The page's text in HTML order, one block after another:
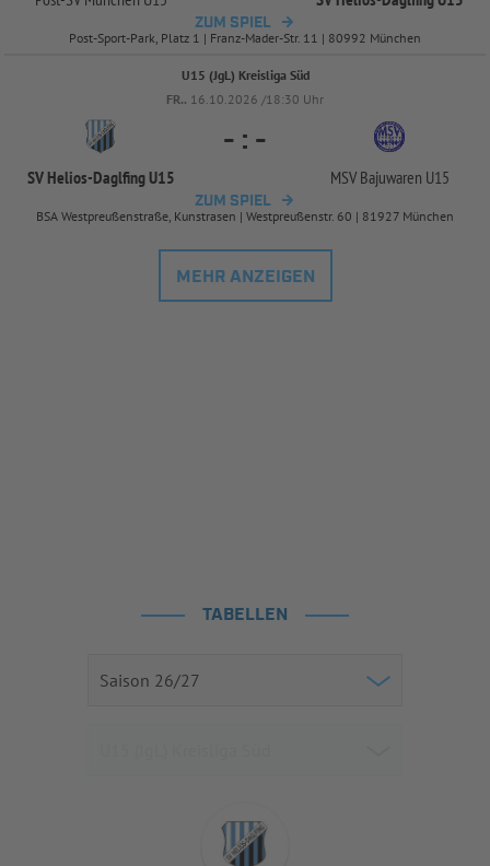
ZUM SPIEL
Post-Sport-Park, Platz 1 | Franz-Mader-Str. 11 | 80992 München
U15 (JgL) Kreisliga Süd
FR.. 16.10.2026 /18:30 Uhr
SV Helios-Daglfing U15
- : -
MSV Bajuwaren U15
ZUM SPIEL
BSA Westpreußenstraße, Kunstrasen | Westpreußenstr. 60 | 81927 München
MEHR ANZEIGEN
TABELLEN